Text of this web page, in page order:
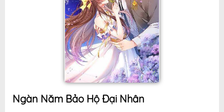
Ngàn Năm Bảo Hộ Đại Nhân